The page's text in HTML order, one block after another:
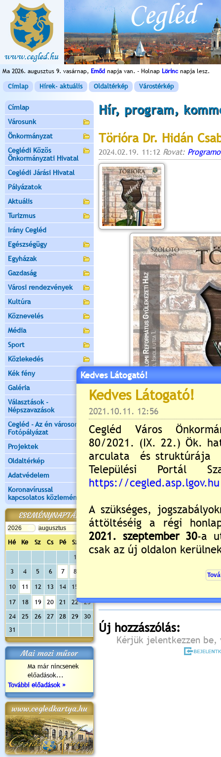
Ma 2026. augusztus 9. vasárnap, Emőd napja van. - Holnap Lörinc napja lesz.
Címlap Hírek- aktuális Oldaltérkép Várostérkép
Címlap
Városunk
Önkormányzat
Ceglédi Közös
Önkormányzati Hivatal
Ceglédi Járási Hivatal
Pályázatok
Aktuális
Turizmus
Irány Cegléd
Egészségügy
Egyházak
Gazdaság
Városi rendezvények
Kultúra
Köznevelés
Média
Sport
Közlekedés
Kék fény
Galéria
Választások -
Népszavazások
Cegléd - Az én városom -
Fotópályázat
Projektek
Oldaltérkép
Adatvédelem
Koronavírussal
kapcsolatos közlemények
ESEMÉNYNAPTÁR
Hé Ke Sz Cs Pé Sz
Va
1
3
4 5 6 7 8
10 11 12 13 14 15
17 18 19 20 21 22
23
24
25 26 27 28 29
30
31
Mai mozi műsor
Ma már nincsenek
előadások...
További előadások »
www.cegledkartya.hu
Hír, program,
Törióra Dr. Hidán
2024.02.19. 11:12 Rovat:
Még nincsenek hozzászólások
Új hozzászólás:
Kérjük jelentkezzen be,
Kedves Látogató!